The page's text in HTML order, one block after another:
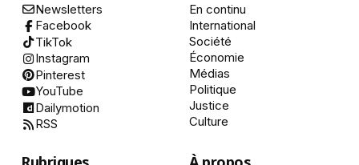
Newsletters
Facebook
TikTok
Instagram
Pinterest
YouTube
Dailymotion
RSS
En continu
International
Société
Économie
Médias
Politique
Justice
Culture